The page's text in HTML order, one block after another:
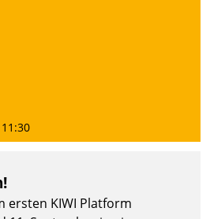
11:30
ersten KIWI Platform